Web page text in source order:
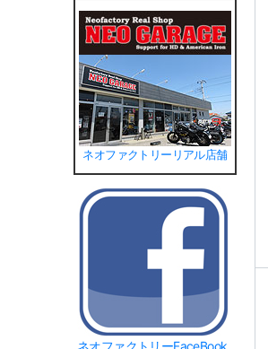
ネオファクトリーリアル店舗
ネオファクトリーFaceBook